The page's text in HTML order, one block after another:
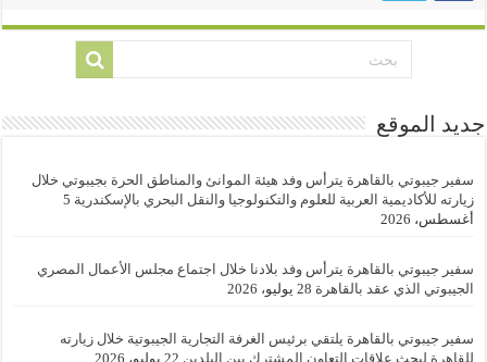
جديد الموقع
سفير جيبوتي بالقاهرة يترأس وفد هيئة الموانئ والمناطق الحرة بجيبوتي خلال
زيارته للأكاديمية العربية للعلوم والتكنولوجيا والنقل البحري بالإسكندرية 5
أغسطس، 2026
سفير جيبوتي بالقاهرة يترأس وفد بلادنا خلال اجتماع مجلس الأعمال المصري
الجيبوتي الذي عقد بالقاهرة 28 يوليو، 2026
سفير جيبوتي بالقاهرة يلتقي برئيس الغرفة التجارية الجيبوتية خلال زيارته
للقاهرة لبحث علاقات التعاون المشترك بين البلدين 22 يوليو، 2026